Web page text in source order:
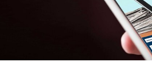
Rehasport & Funktionstraining